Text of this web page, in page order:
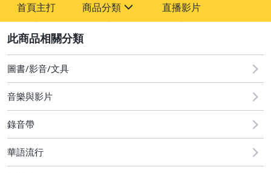
首頁主打 商品分類
圖書/影音/文具
成人專區
手機、配件與通訊
居家、家具與園藝
偶像、球員卡與郵幣
直播影片
圖書/影音/文具
音樂與影片
錄音帶
華語流行